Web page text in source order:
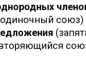
одиночный союз)